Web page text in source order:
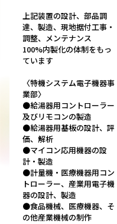
上記装置の設計、部品調
達、製造、現地据付工事・
調整、メンテナンス
100%内製化の体制をもっ
ています
〈特機システム電子機器事
業部〉
●給湯器用コントローラー
及びリモコンの製造
●給湯器用基板の設計、評
価、解析
●マイコン応用機器の設
計・製造
●計量機・医療機器用コン
トローラー、産業用電子機
器の設計、製造
●食品機械、医療機器、そ
の他産業機械の制作